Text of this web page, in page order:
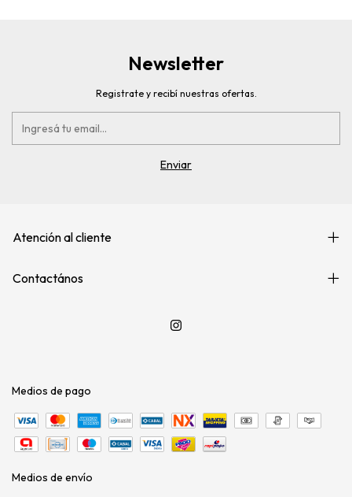
Newsletter
Registrate y recibí nuestras ofertas.
Atención al cliente
Contactános
Medios de pago
Medios de envío